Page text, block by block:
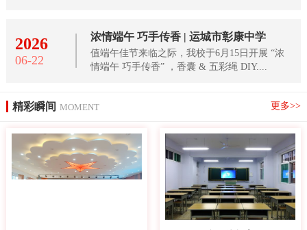
2026
06-22
浓情端午 巧手传香 | 运城市彰康中学
值端午佳节来临之际，我校于6月15日开展 “浓
情端午 巧手传香” ，香囊 & 五彩绳 DIY....
精彩瞬间 MOMENT 更多>>